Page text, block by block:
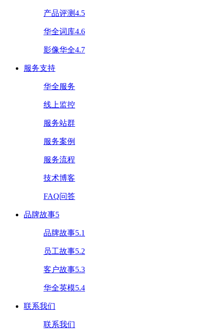
产品评测4.5
华全词库4.6
影像华全4.7
服务支持
华全服务
线上监控
服务站群
服务案例
服务流程
技术博客
FAQ问答
品牌故事5
品牌故事5.1
员工故事5.2
客户故事5.3
华全英模5.4
联系我们
联系我们